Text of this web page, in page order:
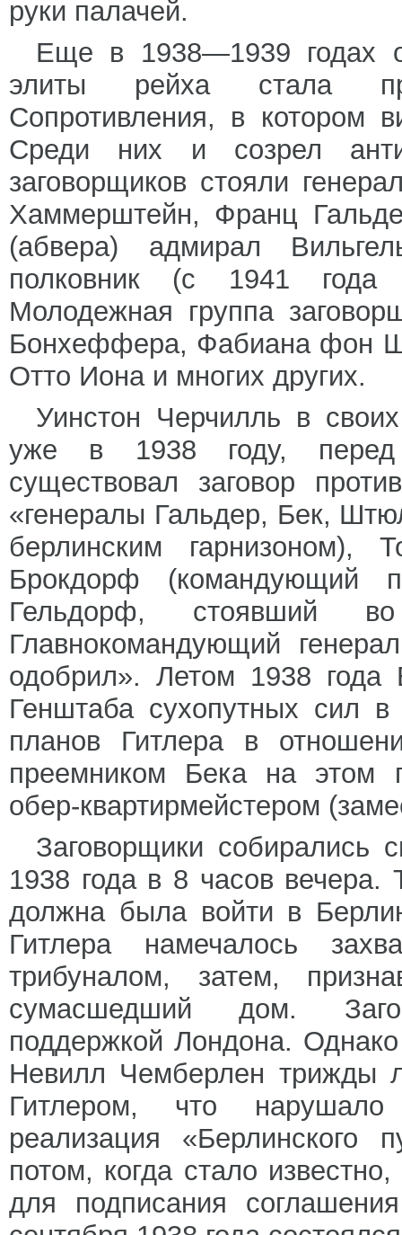
руки палачей.
Еще в 1938—1939 годах
элиты рейха стала
Сопротивления, в котором
Среди них и созрел
заговорщиков стояли
Хаммерштейн, Франц
(абвера) адмирал
полковник (с 1941
Молодежная группа
Бонхеффера, Фабиана фон
Отто Иона и многих других.
Уинстон Черчилль в
уже в 1938 году, перед
существовал заговор
«генералы Гальдер, Бек,
берлинским гарнизоном),
Брокдорф (командующий
Гельдорф, стоявший
Главнокомандующий
одобрил». Летом 1938 года
Генштаба сухопутных сил в
планов Гитлера в
преемником Бека на этом
обер-квартирмейстером
Заговорщики собирались
1938 года в 8 часов вечера.
должна была войти в
Гитлера намечалось
трибуналом, затем,
сумасшедший дом.
поддержкой Лондона.
Невилл Чемберлен трижды
Гитлером, что
реализация «Берлинского
потом, когда стало
для подписания